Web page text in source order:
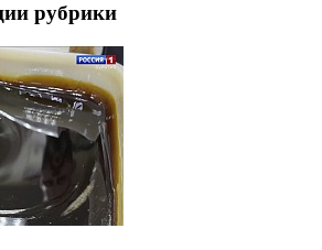
рубрики